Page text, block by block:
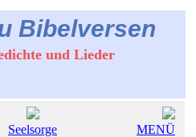
Bibelversen
und Lieder
Seelsorge MENÜ